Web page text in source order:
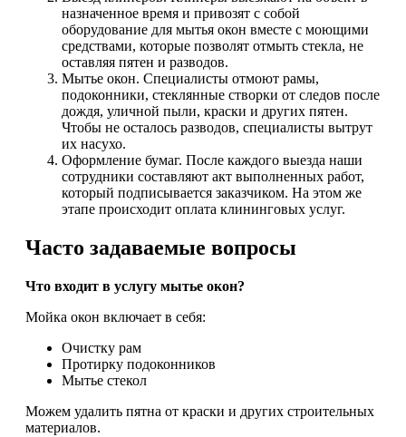
назначенное время и привозят с собой
оборудование для мытья окон вместе с моющими
средствами, которые позволят отмыть стекла, не
оставляя пятен и разводов.
Мытье окон. Специалисты отмоют рамы,
подоконники, стеклянные створки от следов после
дождя, уличной пыли, краски и других пятен.
Чтобы не осталось разводов, специалисты вытрут
их насухо.
Оформление бумаг. После каждого выезда наши
сотрудники составляют акт выполненных работ,
который подписывается заказчиком. На этом же
этапе происходит оплата клининговых услуг.
Часто задаваемые вопросы
Что входит в услугу мытье окон?
Мойка окон включает в себя:
Очистку рам
Протирку подоконников
Мытье стекол
Можем удалить пятна от краски и других строительных
материалов.